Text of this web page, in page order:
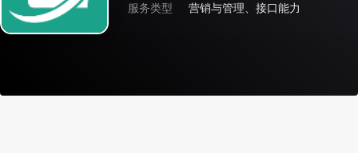
服务类型
营销与管理、接口能力